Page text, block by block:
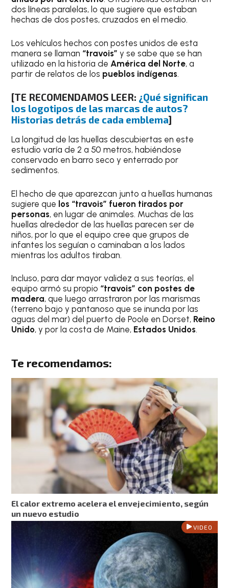
dos líneas paralelas, lo que sugiere que estaban
hechas de dos postes, cruzados en el medio.
Los vehículos hechos con postes unidos de esta
manera se llaman “travois” y se sabe que se han
utilizado en la historia de América del Norte, a
partir de relatos de los pueblos indígenas.
[TE RECOMENDAMOS LEER: ¿Qué significan
los logotipos de las marcas de autos?
Historias detrás de cada emblema]
La longitud de las huellas descubiertas en este
estudio varía de 2 a 50 metros, habiéndose
conservado en barro seco y enterrado por
sedimentos.
El hecho de que aparezcan junto a huellas humanas
sugiere que los “travois” fueron tirados por
personas, en lugar de animales. Muchas de las
huellas alrededor de las huellas parecen ser de
niños, por lo que el equipo cree que grupos de
infantes los seguían o caminaban a los lados
mientras los adultos tiraban.
Incluso, para dar mayor validez a sus teorías, el
equipo armó su propio “travois” con postes de
madera, que luego arrastraron por las marismas
(terreno bajo y pantanoso que se inunda por las
aguas del mar) del puerto de Poole en Dorset, Reino
Unido, y por la costa de Maine, Estados Unidos.
Te recomendamos:
El calor extremo acelera el envejecimiento, según
un nuevo estudio
VIDEO